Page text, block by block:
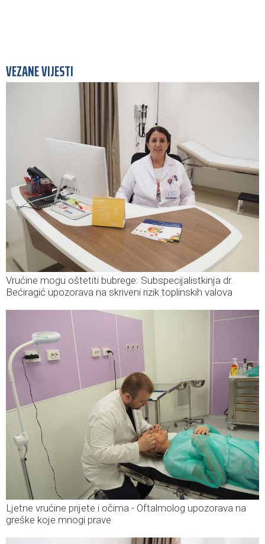
VEZANE VIJESTI
Vrućine mogu oštetiti bubrege: Subspecijalistkinja dr.
Bećiragić upozorava na skriveni rizik toplinskih valova
Ljetne vrućine prijete i očima - Oftalmolog upozorava na
greške koje mnogi prave